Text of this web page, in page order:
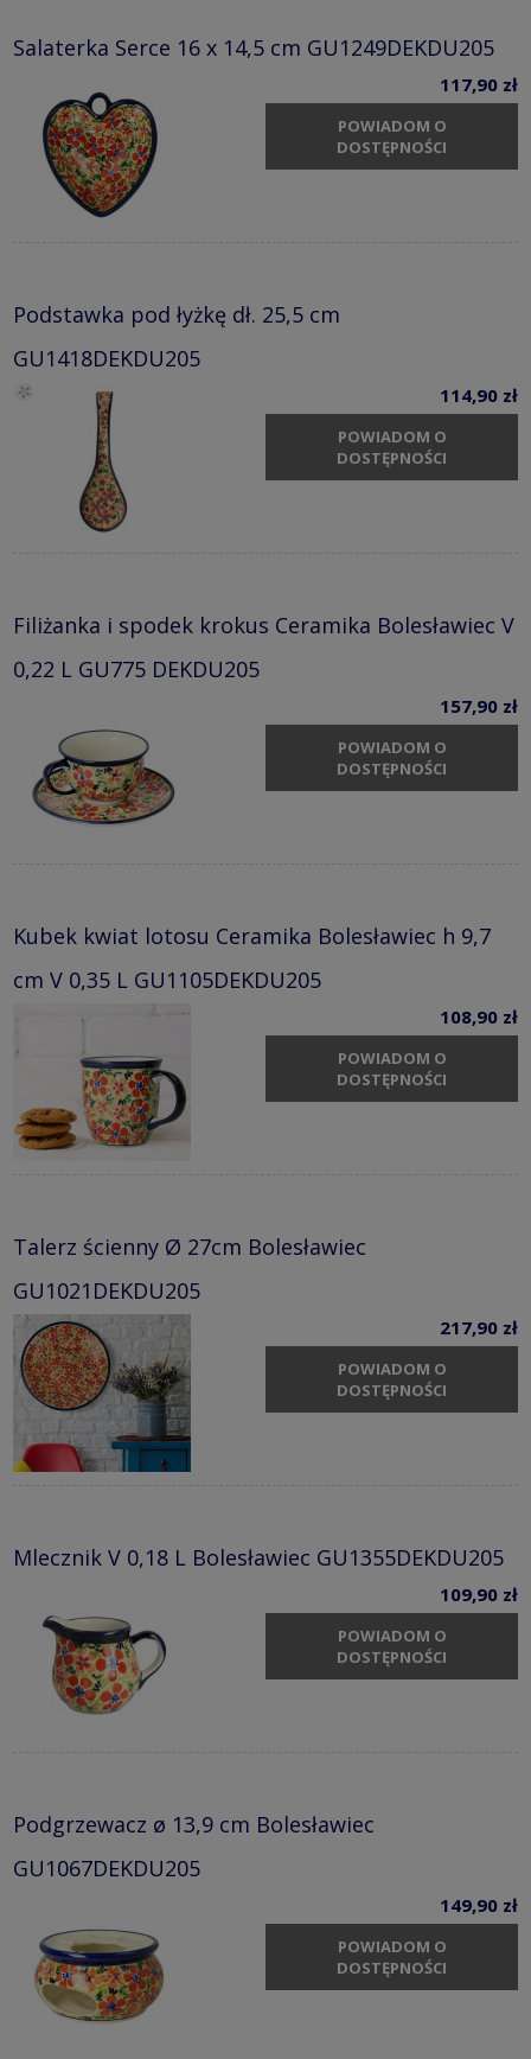
Salaterka Serce 16 x 14,5 cm GU1249DEKDU205
117,90 zł
POWIADOM O
DOSTĘPNOŚCI
Podstawka pod łyżkę dł. 25,5 cm
GU1418DEKDU205
114,90 zł
POWIADOM O
DOSTĘPNOŚCI
Filiżanka i spodek krokus Ceramika Bolesławiec V
0,22 L GU775 DEKDU205
157,90 zł
POWIADOM O
DOSTĘPNOŚCI
Kubek kwiat lotosu Ceramika Bolesławiec h 9,7
cm V 0,35 L GU1105DEKDU205
108,90 zł
POWIADOM O
DOSTĘPNOŚCI
Talerz ścienny Ø 27cm Bolesławiec
GU1021DEKDU205
217,90 zł
POWIADOM O
DOSTĘPNOŚCI
Mlecznik V 0,18 L Bolesławiec GU1355DEKDU205
109,90 zł
POWIADOM O
DOSTĘPNOŚCI
Podgrzewacz ø 13,9 cm Bolesławiec
GU1067DEKDU205
149,90 zł
POWIADOM O
DOSTĘPNOŚCI